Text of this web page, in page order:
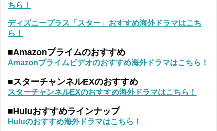
ちら！
ディズニープラス「スター」おすすめ海外ドラマはこち
ら！
■Amazonプライムのおすすめ
Amazonプライムビデオのおすすめ海外ドラマはこちら！
■スターチャンネルEXのおすすめ
スターチャンネルEXのおすすめ海外ドラマはこちら！
■Huluおすすめラインナップ
Huluのおすすめ海外ドラマはこちら！